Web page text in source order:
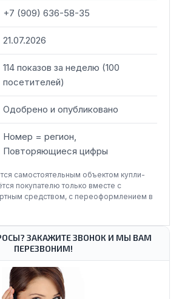
+7 (909) 636-58-35
21.07.2026
114 показов за неделю (100
посетителей)
Одобрено и опубликовано
Номер = регион,
Повторяющиеся цифры
самостоятельным объектом купли-
покупателю только вместе с
средством, с переоформлением в
ЗАКАЖИТЕ ЗВОНОК И МЫ ВАМ
ПЕРЕЗВОНИМ!